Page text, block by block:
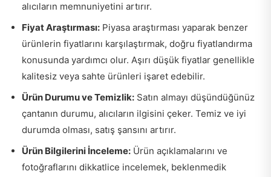
alıcıların memnuniyetini artırır.
Fiyat Araştırması: Piyasa araştırması yaparak benzer
ürünlerin fiyatlarını karşılaştırmak, doğru fiyatlandırma
konusunda yardımcı olur. Aşırı düşük fiyatlar genellikle
kalitesiz veya sahte ürünleri işaret edebilir.
Ürün Durumu ve Temizlik: Satın almayı düşündüğünüz
çantanın durumu, alıcıların ilgisini çeker. Temiz ve iyi
durumda olması, satış şansını artırır.
Ürün Bilgilerini İnceleme: Ürün açıklamalarını ve
fotoğraflarını dikkatlice incelemek, beklenmedik